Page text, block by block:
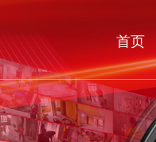
首页